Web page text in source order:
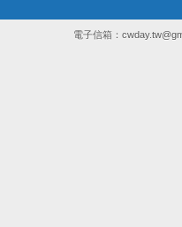
電子信箱：